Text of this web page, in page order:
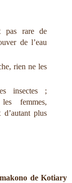
pas rare de
de l’eau
rien ne les
insectes ;
femmes,
d’autant plus
de Kotiary